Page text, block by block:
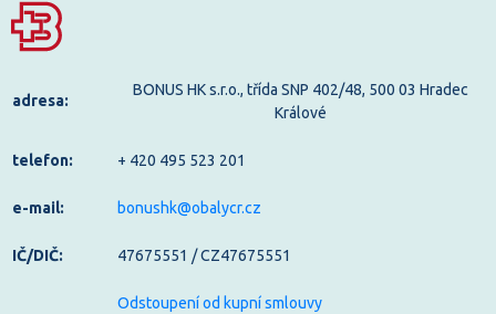
adresa:
BONUS HK s.r.o., třída SNP 402/48, 500 03 Hradec
Králové
telefon: + 420 495 523 201
e-mail: bonushk@obalycr.cz
IČ/DIČ: 47675551 / CZ47675551
Odstoupení od kupní smlouvy